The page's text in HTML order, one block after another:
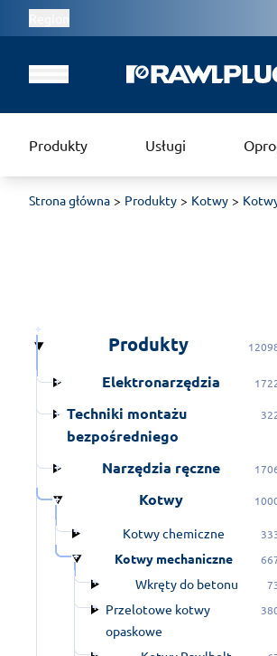
Produkty Usługi
Strona główna Produkty Kotwy
Produkty
Elektronarzędzia
Techniki montażu
bezpośredniego
Narzędzia ręczne
Kotwy
Kotwy chemiczne
Kotwy mechaniczne
Wkręty do betonu
Przelotowe kotwy
opaskowe